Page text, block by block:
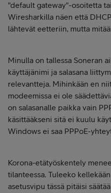
"default gateway"-osoitetta
Wiresharkilla näen että
lähtevät eetteriin, mutta
Minulla on tallessa Soneran
käyttäjänimi ja salasana
relevantteja. Mihinkään en
modeemissa ei ole
on salasanalle paikka vain
käsittääkseni sitä ei kuulu
Windows ei saa PPPoE-
Korona-etätyöskentely
tilanteessa. Tuleeko
asetusvipu tässä pitäisi